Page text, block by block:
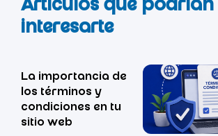
Artículos que podrían
interesarte
La importancia de
los términos y
condiciones en tu
sitio web